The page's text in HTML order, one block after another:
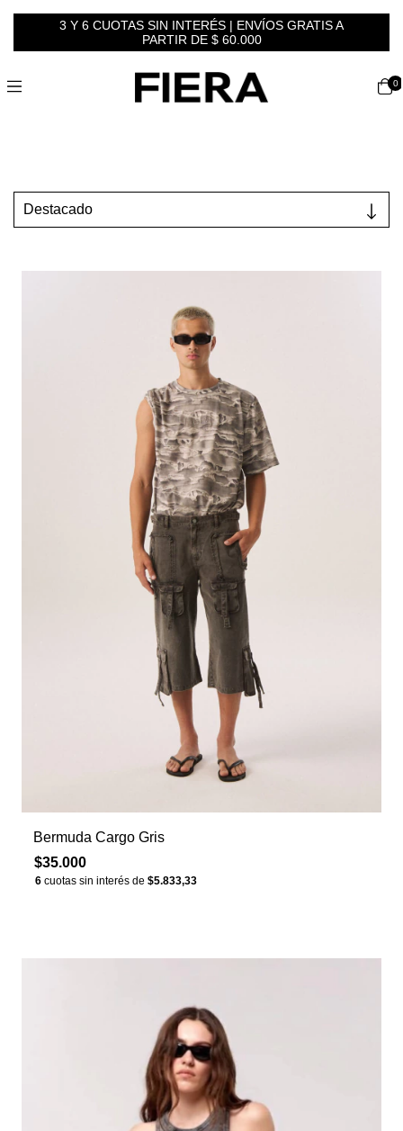
3 Y 6 CUOTAS SIN INTERÉS | ENVÍOS GRATIS A
PARTIR DE $ 60.000
0
Bermuda Cargo Gris
$35.000
6 cuotas sin interés de $5.833,33